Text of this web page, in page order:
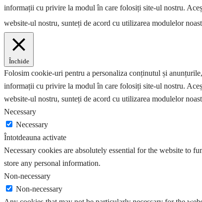
informații cu privire la modul în care folosiți site-ul nostru.
website-ul nostru, sunteți de acord cu utilizarea modulelor
Închide
Folosim cookie-uri pentru a personaliza conținutul și
informații cu privire la modul în care folosiți site-ul nostru.
website-ul nostru, sunteți de acord cu utilizarea modulelor
Necessary
Necessary
Întotdeauna activate
Necessary cookies are absolutely essential for the website to
store any personal information.
Non-necessary
Non-necessary